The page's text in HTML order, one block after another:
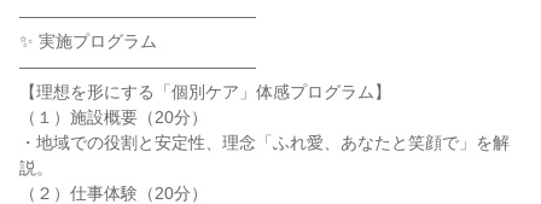
――――――――――――――
✨ 実施プログラム
――――――――――――――
【理想を形にする「個別ケア」体感プログラム】
（１）施設概要（20分）
・地域での役割と安定性、理念「ふれ愛、あなたと笑顔で」を解
説。
（２）仕事体験（20分）